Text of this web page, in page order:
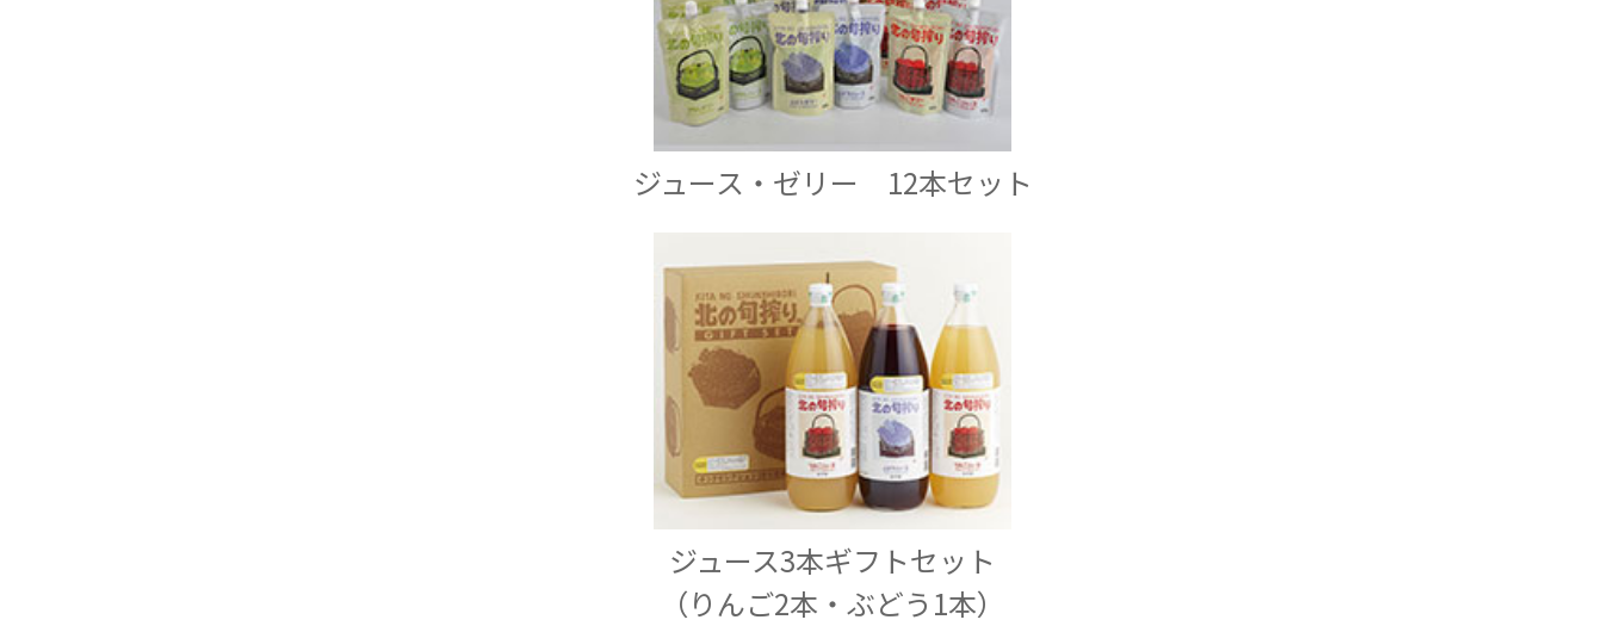
ジュース・ゼリー 12本セット
ジュース3本ギフトセット
（りんご2本・ぶどう1本）